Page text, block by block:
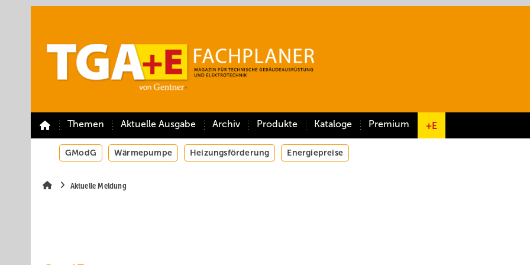
Themen Aktuelle Ausgabe Archiv Produkte Kataloge Premium +E
GModG Wärmepumpe Heizungsförderung Energiepreise
Aktuelle Meldung